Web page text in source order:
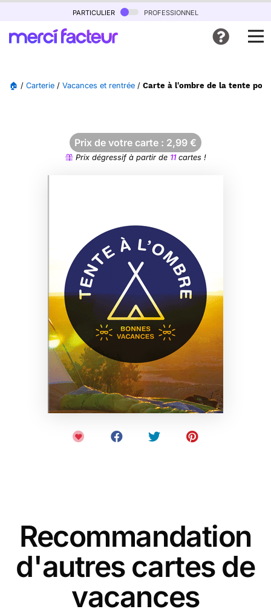
particulier professionnel
🏠 / Carterie / Vacances et rentrée / Carte à l'ombre de la tente
Prix de votre carte : 2,99 €
Prix dégressif à partir de 11cartes !
Recommandation
d'autres cartes de
vacances